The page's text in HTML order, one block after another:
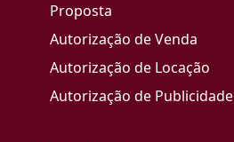
Proposta
Autorização de Venda
Autorização de Locação
Autorização de Publicidade